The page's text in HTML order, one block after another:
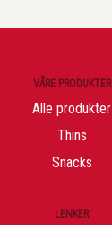
VÅRE PRODUKTER
Alle produkter
Thins
Snacks
LENKER